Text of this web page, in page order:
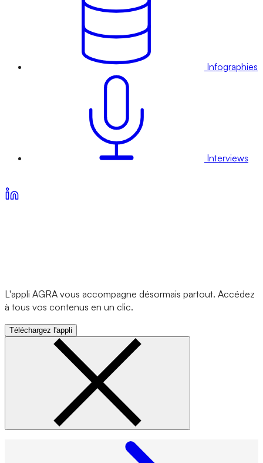
Infographies
Interviews
L'appli AGRA vous accompagne désormais partout. Accédez
à tous vos contenus en un clic.
Téléchargez l'appli